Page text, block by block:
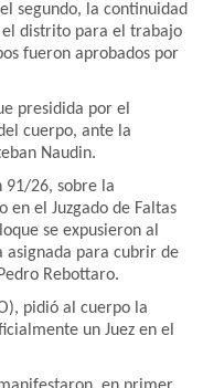
segundo, la continuidad
distrito para el trabajo
fueron aprobados por
presidida por el
cuerpo, ante la
Naudin.
91/26, sobre la
en el Juzgado de Faltas
se expusieron al
asignada para cubrir de
Rebottaro.
pidió al cuerpo la
un Juez en el